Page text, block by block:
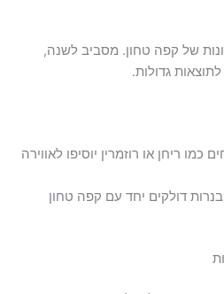
של קפה טחון. מסביב לשנה,
גדולות.
כמו ריחן או רוזמרין יוסיפו לאווירה
בנרות דולקים יחד עם קפה טחון